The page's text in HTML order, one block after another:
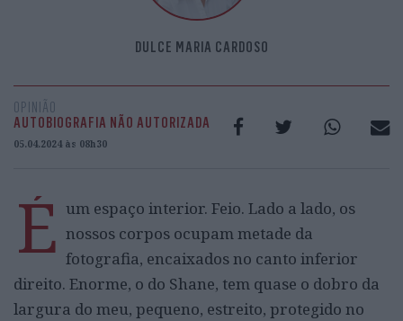
DULCE MARIA CARDOSO
OPINIÃO
AUTOBIOGRAFIA NÃO AUTORIZADA
05.04.2024 às 08h30
É um espaço interior. Feio. Lado a lado, os
nossos corpos ocupam metade da
fotografia, encaixados no canto inferior
direito. Enorme, o do Shane, tem quase o dobro da
largura do meu, pequeno, estreito, protegido no